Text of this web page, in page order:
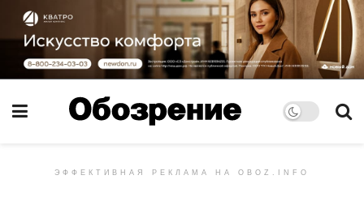
ЭФФЕКТИВНАЯ РЕКЛАМА НА OBOZ.INFO